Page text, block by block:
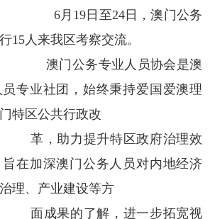
月 19日至24日，澳门公务
15人来我区考察交流。
专业人员协会是澳
专业社团，始终秉持爱国爱澳理
特区公共行政改
提升特区政府治理效
在加深澳门公务人员对内地经济
理、产业建设等方
成果的了解， 进一步拓宽视